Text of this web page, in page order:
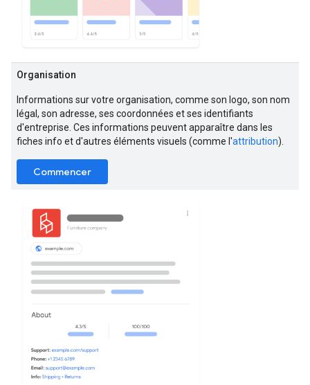
Organisation
Informations sur votre organisation, comme son logo, son nom
légal, son adresse, ses coordonnées et ses identifiants
d'entreprise. Ces informations peuvent apparaître dans les
fiches info et d'autres éléments visuels (comme l'attribution).
Commencer